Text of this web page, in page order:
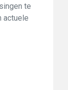
te
actuele